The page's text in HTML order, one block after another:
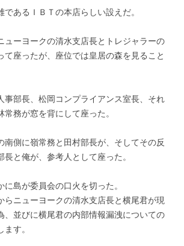
であるＩＢＴの本店らしい設えだ。
ューヨークの清水支店長とトレジャラーの
て座ったが、座位では皇居の森を見ること
事部長、松岡コンプライアンス室長、それ
務が窓を背にして座った。
南側に嶺常務と田村部長が、そしてその反
と俺が、参考人として座った。
島が委員会の口火を切った。
らニューヨークの清水支店長と横尾君が現
、並びに横尾君の内部情報漏洩についての
す。